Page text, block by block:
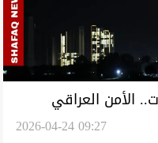
الأمن العراقي
إقليم كوردستان
2026-04-24 09:27